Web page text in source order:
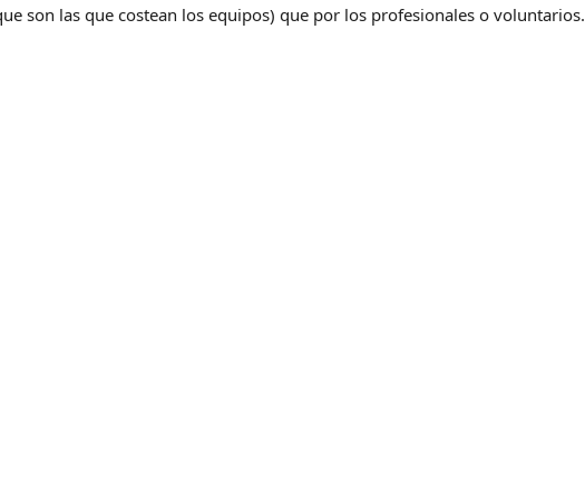
son las que costean los equipos) que por los profesionales o voluntarios.